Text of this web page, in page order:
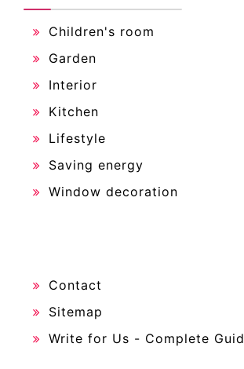
Children's room
Garden
Interior
Kitchen
Lifestyle
Saving energy
Window decoration
Contact
Sitemap
Write for Us - Complete